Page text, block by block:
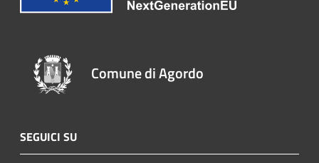
Comune di Agordo
SEGUICI SU